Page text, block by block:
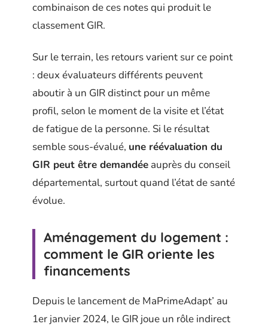
combinaison de ces notes qui produit le
classement GIR.
Sur le terrain, les retours varient sur ce point
: deux évaluateurs différents peuvent
aboutir à un GIR distinct pour un même
profil, selon le moment de la visite et l’état
de fatigue de la personne. Si le résultat
semble sous-évalué, une réévaluation du
GIR peut être demandée auprès du conseil
départemental, surtout quand l’état de santé
évolue.
Aménagement du logement :
comment le GIR oriente les
financements
Depuis le lancement de MaPrimeAdapt’ au
1er janvier 2024, le GIR joue un rôle indirect